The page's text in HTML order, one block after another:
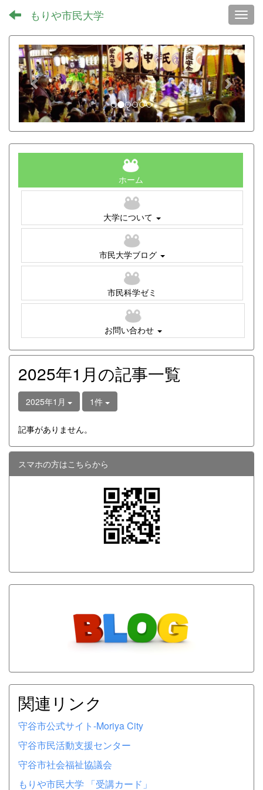
もりや市民大学
p
r
e
v
i
o
u
n
e
x
t
ホーム
大学について
市民大学ブログ
市民科学ゼミ
お問い合わせ
2025年1月の記事一覧
2025年1月 1件
記事がありません。
スマホの方はこちらから
関連リンク
守谷市公式サイト-Moriya City
守谷市民活動支援センター
守谷市社会福祉協議会
もりや市民大学 「受講カード」